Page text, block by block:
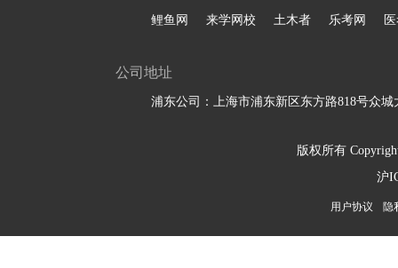
鲤鱼网 来学网校 土木者 乐考网
公司地址
浦东公司：上海市浦东新区东方路818号众城
版权所有
沪
用户协议 隐